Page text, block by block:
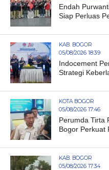
Endah
Siap Perluas
KAB. BOGOR
05/08/2026 18:39
Indocement
Strategi
KOTA BOGOR
05/08/2026 17:46
Perumda Tirta
Bogor Perkuat
KAB. BOGOR
05/08/2026 17:34